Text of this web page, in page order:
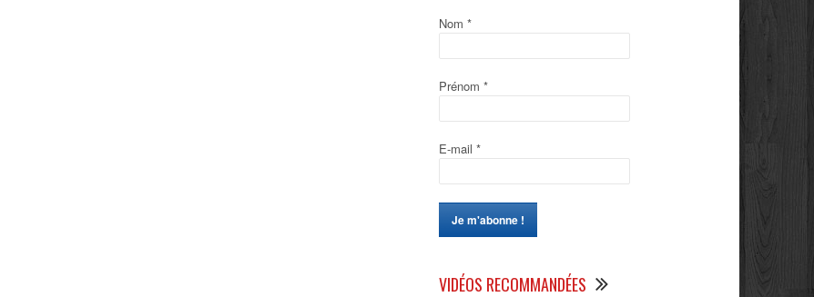
Nom *
Prénom *
E-mail *
VIDÉOS RECOMMANDÉES